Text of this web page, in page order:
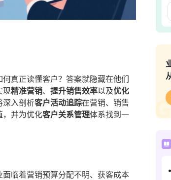
真正读懂客户？答案就隐藏在他们
现精准营销、 提升销售效率以及优化
深入剖析客户活动追踪在营销、销售
，并为优化客户关系管理体系找到一
临着营销预算分配不明、获客成本